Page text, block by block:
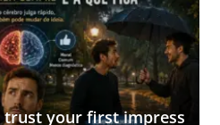
trust your first impress